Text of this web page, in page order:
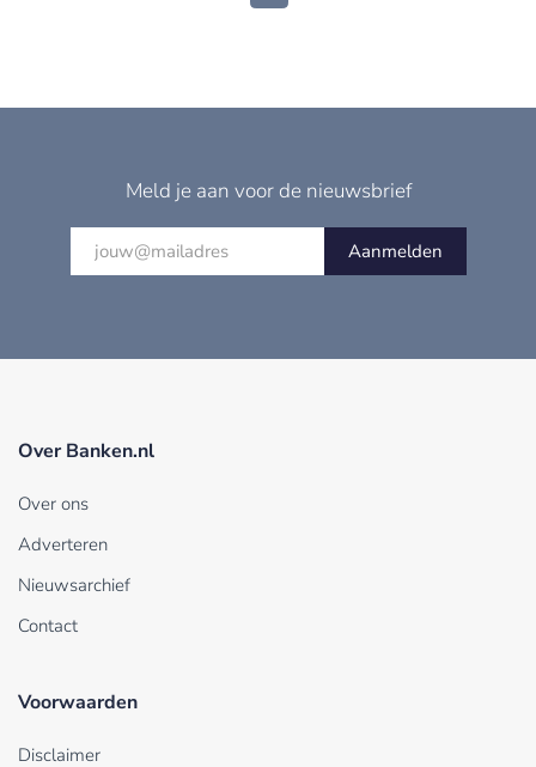
Meld je aan voor de nieuwsbrief
Aanmelden
Over Banken.nl
Over ons
Adverteren
Nieuwsarchief
Contact
Voorwaarden
Disclaimer